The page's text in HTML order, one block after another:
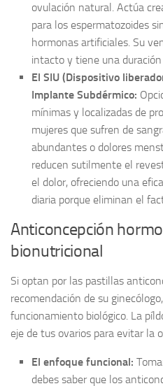
ovulación natural. Actúa
para los espermatozoides
hormonas artificiales. Su
intacto y tiene una
El SIU (Dispositivo
Implante Subdérmico:
mínimas y localizadas de
mujeres que sufren de
abundantes o dolores
reducen sutilmente el
el dolor, ofreciendo una
diaria porque eliminan el
Anticoncepción
bionutricional
Si optan por las pastillas
recomendación de su
funcionamiento biológico. La
eje de tus ovarios para evitar la
El enfoque funcional:
debes saber que los